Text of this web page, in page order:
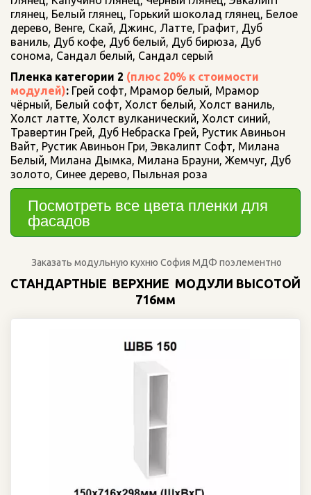
глянец, Белый глянец, Горький шоколад глянец, Белое
дерево, Венге, Скай, Джинс, Латте, Графит, Дуб
ваниль, Дуб кофе, Дуб белый, Дуб бирюза, Дуб
сонома, Сандал белый, Сандал серый
Пленка категории 2 (плюс 20% к стоимости
модулей): Грей софт, Мрамор белый, Мрамор
чёрный, Белый софт, Холст белый, Холст ваниль,
Холст латте, Холст вулканический, Холст синий,
Травертин Грей, Дуб Небраска Грей, Рустик Авиньон
Вайт, Рустик Авиньон Гри, Эвкалипт Софт, Милана
Белый, Милана Дымка, Милана Брауни, Жемчуг, Дуб
золото, Синее дерево, Пыльная роза
Посмотреть все цвета пленки для
фасадов
Заказать модульную кухню София МДФ поэлементно
СТАНДАРТНЫЕ  ВЕРХНИЕ  МОДУЛИ ВЫСОТОЙ
716мм